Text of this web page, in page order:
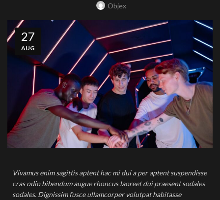
Objex
27
AUG
Vivamus enim sagittis aptent hac mi dui a per aptent suspendisse
cras odio bibendum augue rhoncus laoreet dui praesent sodales
sodales. Dignissim fusce ullamcorper volutpat habitasse